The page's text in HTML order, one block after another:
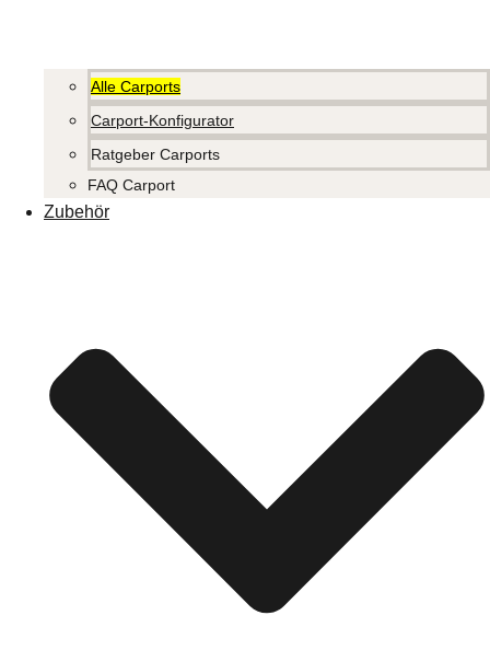
Alle Carports
Carport-Konfigurator
Ratgeber Carports
FAQ Carport
Zubehör